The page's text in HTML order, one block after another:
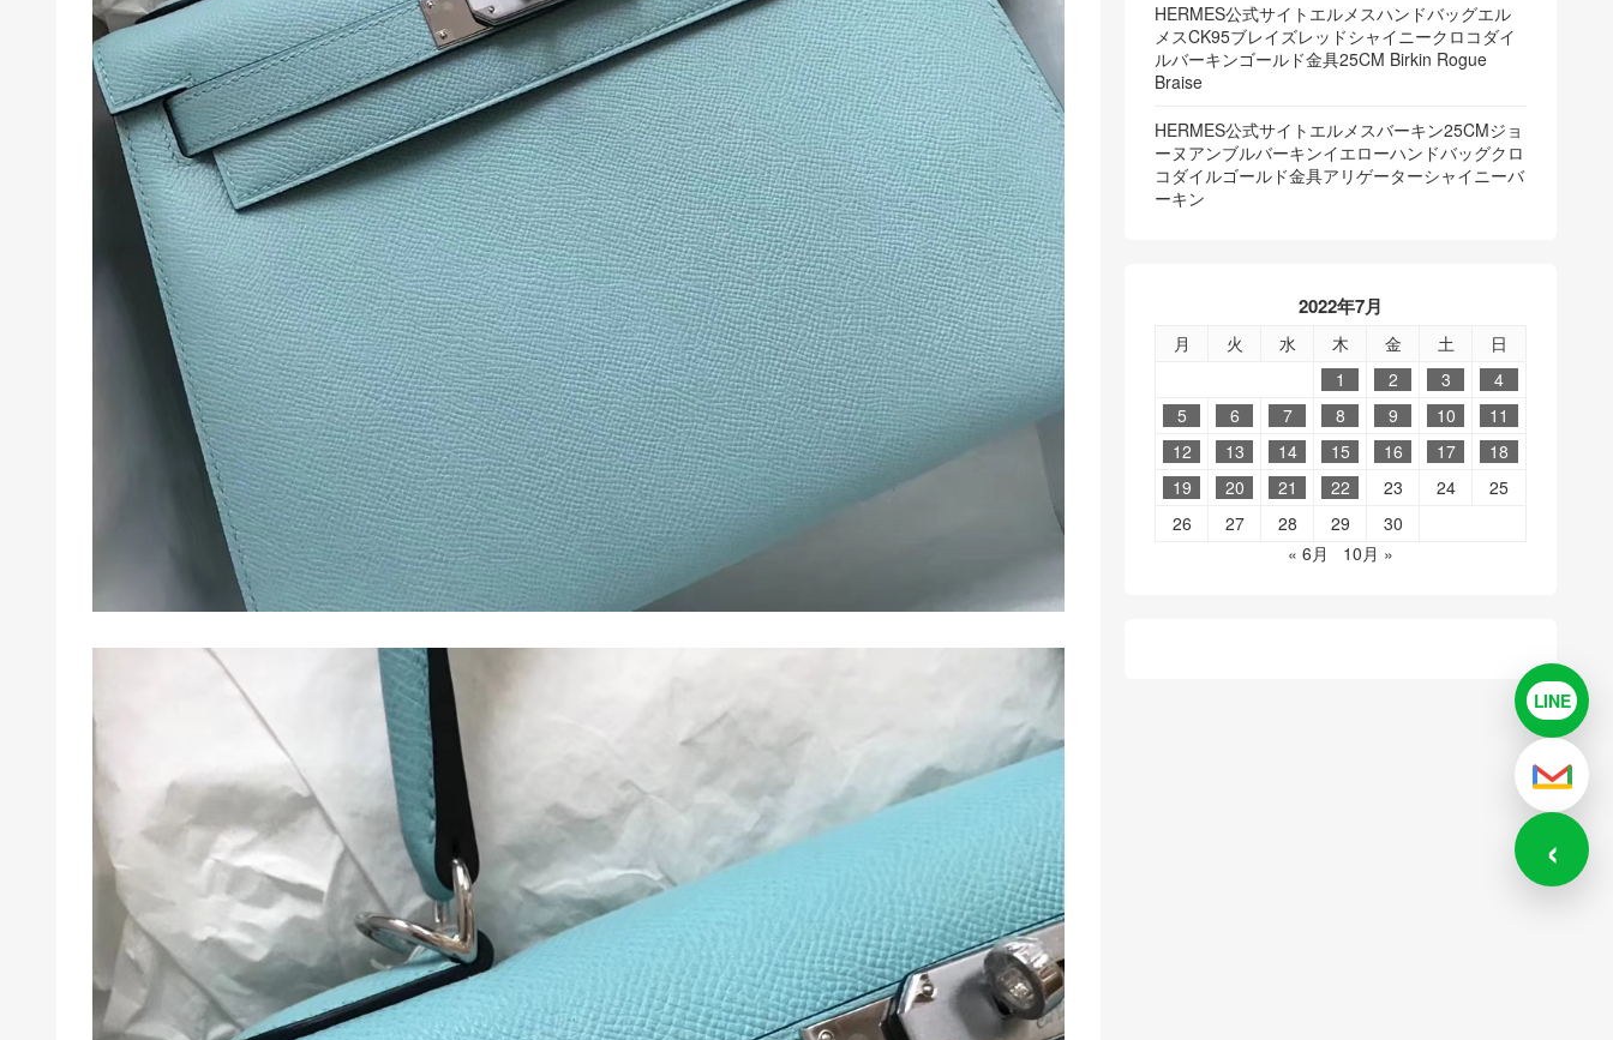
HERMES公式サイトエルメスハンドバッグエル
メスCK95ブレイズレッドシャイニークロコダイ
ルバーキンゴールド金具25CM Birkin Rogue
Braise
HERMES公式サイトエルメスバーキン25CMジョ
ーヌアンブルバーキンイエローハンドバッグクロ
コダイルゴールド金具アリゲーターシャイニーバ
ーキン
2022年7月
月 火 水 木 金 土
日
1
2 3
4
5
6 7 8 9 10
11
12
13 14 15 16 17
18
19
20 21 22 23 24
25
26
27 28 29
30
« 6月
10月 »
LINELINEで
メール
‹